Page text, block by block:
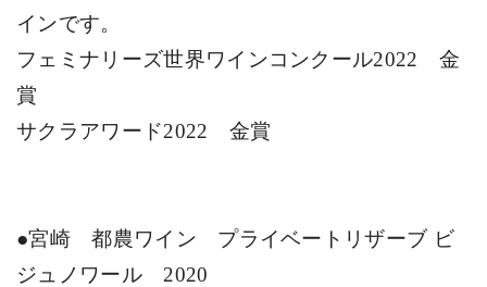
インです。
フェミナリーズ世界ワインコンクール2022 金
賞
サクラアワード2022 金賞
●宮崎 都農ワイン プライベートリザーブ ビ
ジュノワール 2020